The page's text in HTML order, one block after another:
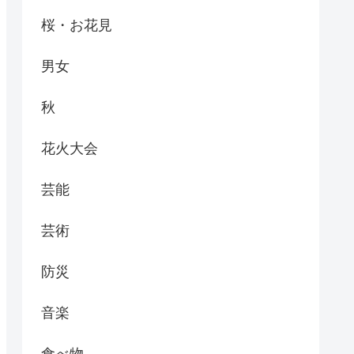
桜・お花見
男女
秋
花火大会
芸能
芸術
防災
音楽